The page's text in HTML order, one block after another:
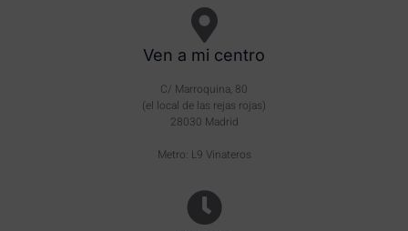
Ven a mi centro
C/ Marroquina, 80
(el local de las rejas rojas)
28030 Madrid
Metro: L9 Vinateros